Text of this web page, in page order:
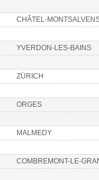
CHÂTEL-
YVERDON-LES-BAINS
ZÜRICH
ORGES
MALMEDY
COMBREMONT-LE-